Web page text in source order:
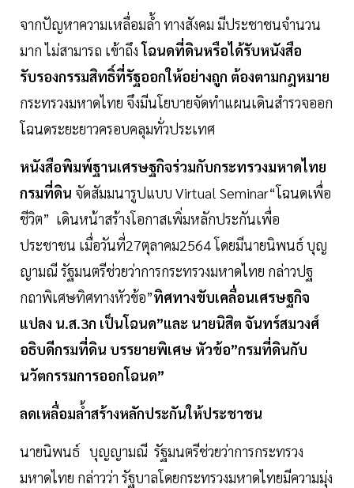
จากปัญหาความเหลื่อมล้ำ ทางสังคม มีประชาชนจำนวน
มาก ไม่สามารถ เข้าถึงโฉนดที่ดินหรือได้รับหนังสือ
รับรองกรรมสิทธิ์ที่รัฐออกให้อย่างถูก ต้องตามกฎหมาย
กระทรวงมหาดไทย จึงมีนโยบายจัดทำแผนเดินสำรวจออก
โฉนดระยะยาวครอบคลุมทั่วประเทศ
หนังสือพิมพ์ฐานเศรษฐกิจร่วมกับกระทรวงมหาดไทย
กรมที่ดิน จัดสัมมนารูปแบบ Virtual Seminar“โฉนดเพื่อ
ชีวิต” เดินหน้าสร้างโอกาสเพิ่มหลักประกันเพื่อ
ประชาชน เมื่อวันที่27ตุลาคม2564 โดยมีนายนิพนธ์ บุญ
ญามณี รัฐมนตรีช่วยว่าการกระทรวงมหาดไทย กล่าวปฐ
กถาพิเศษทิศทางหัวข้อ”ทิศทางขับเคลื่อนเศรษฐกิจ
แปลง น.ส.3ก เป็นโฉนด”และ นายนิสิต จันทร์สมวงศ์
อธิบดีกรมที่ดิน บรรยายพิเศษ หัวข้อ”กรมที่ดินกับ
นวัตกรรมการออกโฉนด”
ลดเหลื่อมล้ำสร้างหลักประกันให้ประชาชน
นายนิพนธ์ บุญญามณี รัฐมนตรีช่วยว่าการกระทรวง
มหาดไทย กล่าวว่า รัฐบาลโดยกระทรวงมหาดไทยมีความมุ่ง